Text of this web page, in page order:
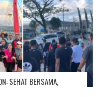
SEHAT BERSAMA,